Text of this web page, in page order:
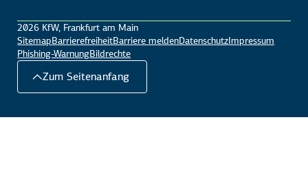
2026 KfW, Frankfurt am Main
SitemapBarrierefreiheitBarriere meldenDatenschutzImpressum
Phishing-WarnungBildrechte
Zum Seitenanfang